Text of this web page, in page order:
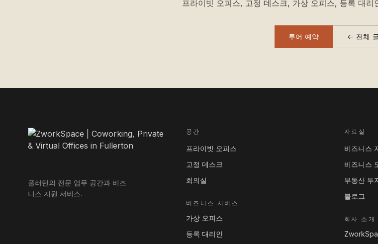
프라이빗 오피스, 고정 데스크, 가상 오피스, 등록 대
투어 예약 ← 전체
풀러턴의 전문 업무 공간과 비즈
니스 지원 서비스.
공간
프라이빗 오피스
고정 데스크
회의실
비즈니스 서비스
가상 오피스
등록 대리인
자료실
비즈니스
비즈니스
부동산 투
블로그
회사 소개